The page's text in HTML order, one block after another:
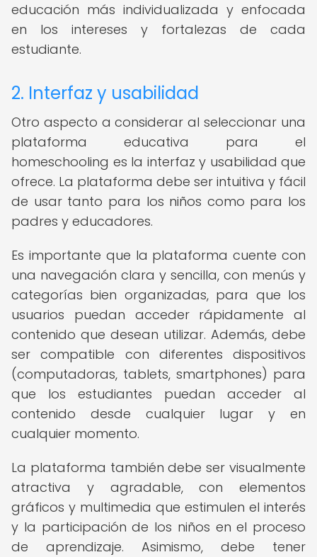
educación más individualizada y enfocada
en los intereses y fortalezas de cada
estudiante.
2. Interfaz y usabilidad
Otro aspecto a considerar al seleccionar una
plataforma educativa para el
homeschooling es la interfaz y usabilidad que
ofrece. La plataforma debe ser intuitiva y fácil
de usar tanto para los niños como para los
padres y educadores.
Es importante que la plataforma cuente con
una navegación clara y sencilla, con menús y
categorías bien organizadas, para que los
usuarios puedan acceder rápidamente al
contenido que desean utilizar. Además, debe
ser compatible con diferentes dispositivos
(computadoras, tablets, smartphones) para
que los estudiantes puedan acceder al
contenido desde cualquier lugar y en
cualquier momento.
La plataforma también debe ser visualmente
atractiva y agradable, con elementos
gráficos y multimedia que estimulen el interés
y la participación de los niños en el proceso
de aprendizaje. Asimismo, debe tener